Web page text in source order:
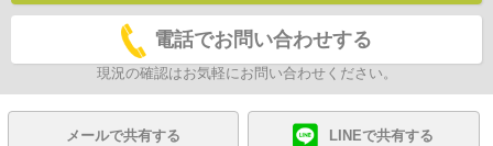
電話でお問い合わせする
現況の確認はお気軽にお問い合わせください。
メールで共有する LINEで共有する